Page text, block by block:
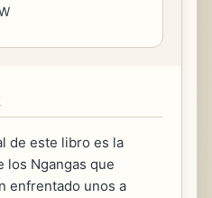
de este libro es la
los Ngangas que
enfrentado unos a